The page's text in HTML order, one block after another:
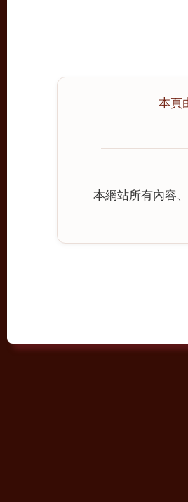
本頁
本網站所有內容